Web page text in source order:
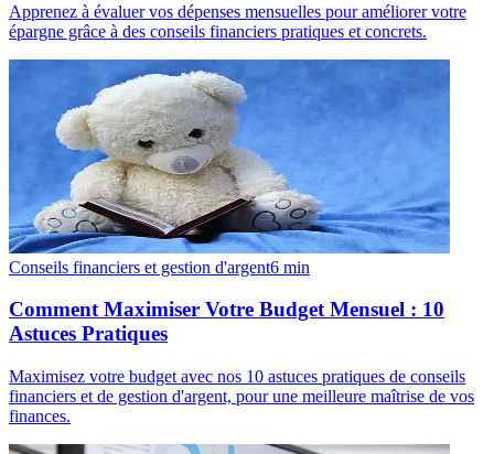
Apprenez à évaluer vos dépenses mensuelles pour améliorer votre
épargne grâce à des conseils financiers pratiques et concrets.
Conseils financiers et gestion d'argent6 min
Comment Maximiser Votre Budget Mensuel : 10
Astuces Pratiques
Maximisez votre budget avec nos 10 astuces pratiques de conseils
financiers et de gestion d'argent, pour une meilleure maîtrise de vos
finances.